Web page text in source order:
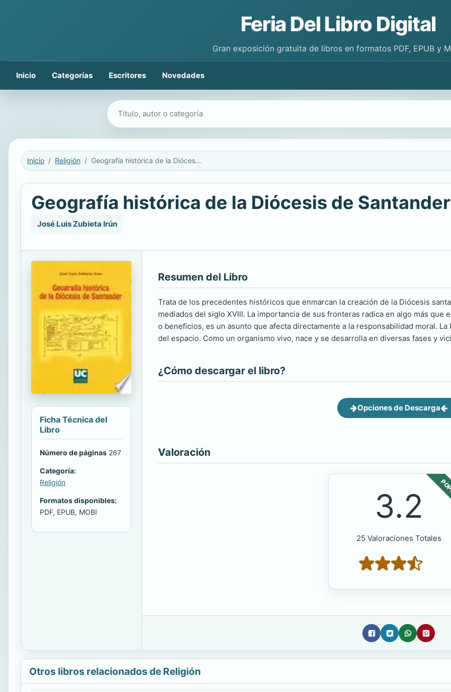
Feria Del Libro Digital
Gran exposición gratuita de libros en formatos PDF, EPUB y
Inicio Categorías Escritores Novedades
Buscar libros
Inicio Religión Geografía histórica de la Diócesis de Santander
Geografía histórica de la Diócesis de Santander
José Luis Zubieta Irún
Ficha Técnica del
Libro
Número de páginas 267
Categoría:
Religión
Formatos disponibles:
PDF, EPUB, MOBI
Resumen del Libro
Trata de los precedentes históricos que enmarcan la creación de la Diócesis
mediados del siglo XVIII. La importancia de sus fronteras radica en algo más
o beneficios, es un asunto que afecta directamente a la responsabilidad moral.
del espacio. Como un organismo vivo, nace y se desarrolla en diversas fases y
¿Cómo descargar el libro?
Opciones de Descarga
Valoración
3.2
25 Valoraciones Totales
Otros libros relacionados de Religión